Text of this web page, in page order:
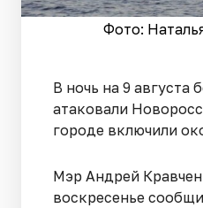
Фото:
В ночь на 9 августа
атаковали
городе включили
Мэр Андрей
воскресенье